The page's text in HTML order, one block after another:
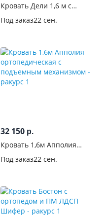
Кровать Дели 1,6 м с
Шоколад
Под заказ22 сен.
32 150 р.
Кровать 1,6м Апполия
подъемным механизмом
Под заказ22 сен.